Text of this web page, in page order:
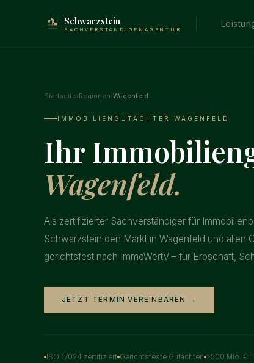
Schwarzstein
SACHVERSTÄNDIGENAGENTUR
Startseite›Regionen›Wagenfeld
IMMOBILIENGUTACHTER WAGENFELD
Ihr
Wagenfeld.
Als zertifizierter Sachverständiger für
Schwarzstein den Markt in Wagenfeld und allen
gerichtsfest nach ImmoWertV – für Erbschaft,
JETZT TERMIN VEREINBAREN →
ISO 17024 zertifiziert Gerichtsfeste Gutachten >500 Mio. €